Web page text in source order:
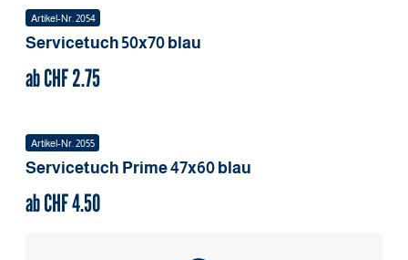
Artikel-Nr. 2054
Servicetuch 50x70 blau
ab CHF2.75
Artikel-Nr. 2055
Servicetuch Prime47x60 blau
ab CHF4.50